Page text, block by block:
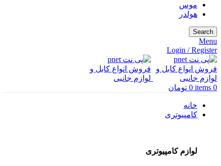
موس
هولدر
Search
Menu
Login / Register
0
items
0 تومان
خانه
کامپیوتری
لوازم کامپیوتری